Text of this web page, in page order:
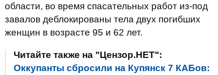
области, во время спасательных работ из-под
завалов деблокированы тела двух погибших
женщин в возрасте 95 и 62 лет.
Читайте также на "Цензор.НЕТ":
Оккупанты сбросили на Купянск 7 КАБов: